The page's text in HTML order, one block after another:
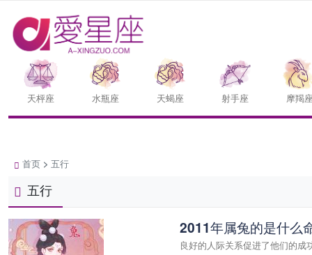
天枰座 水瓶座 天蝎座 射手座 摩羯
首页 > 五行
五行
2011年属兔的是什么
良好的人际关系促进了他们的成